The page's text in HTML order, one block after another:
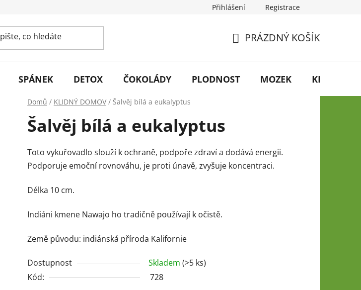
Přihlášení Registrace
KOŠÍK
PRÁZDNÝ KOŠÍK
SPÁNEK DETOX ČOKOLÁDY PLODNOST MOZEK KRÁSA
Domů / KLIDNÝ DOMOV / Šalvěj bílá a eukalyptus
Šalvěj bílá a eukalyptus
Toto vykuřovadlo slouží k ochraně, podpoře zdraví a dodává energii.
Podporuje emoční rovnováhu, je proti únavě, zvyšuje koncentraci.
Délka 10 cm.
Indiáni kmene Nawajo ho tradičně používají k očistě.
Země původu: indiánská příroda Kalifornie
Dostupnost Skladem (>5 ks)
Kód:
728